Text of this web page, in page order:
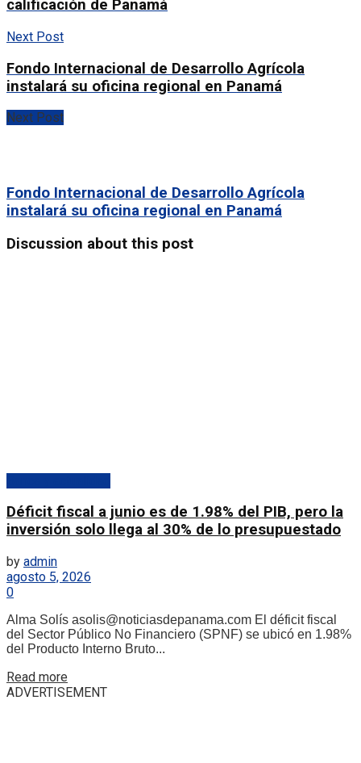
calificación de Panamá
Next Post
Fondo Internacional de Desarrollo Agrícola
instalará su oficina regional en Panamá
Next Post
Fondo Internacional de Desarrollo Agrícola
instalará su oficina regional en Panamá
Discussion about this post
Déficit fiscal a junio es de 1.98% del PIB, pero la
inversión solo llega al 30% de lo presupuestado
by admin
agosto 5, 2026
0
Alma Solís asolis@noticiasdepanama.com El déficit fiscal
del Sector Público No Financiero (SPNF) se ubicó en 1.98%
del Producto Interno Bruto...
Read more
ADVERTISEMENT